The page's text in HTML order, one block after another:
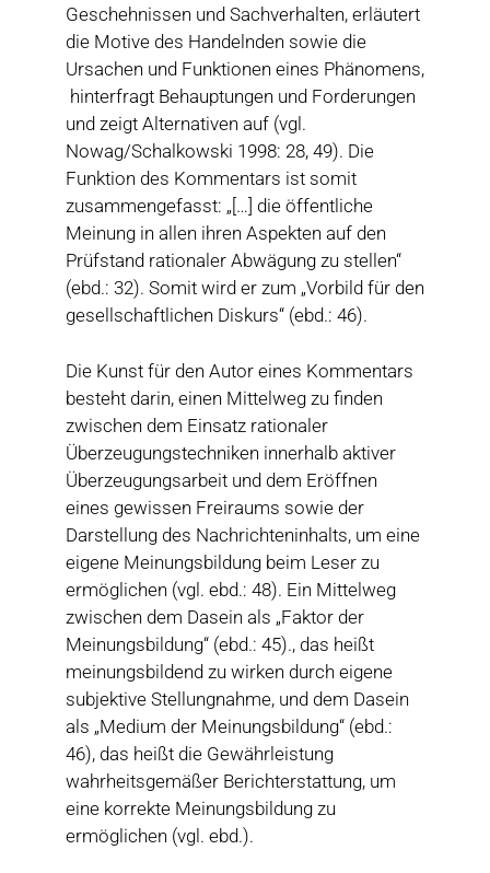
Geschehnissen und Sachverhalten, erläutert
die Motive des Handelnden sowie die
Ursachen und Funktionen eines Phänomens,
hinterfragt Behauptungen und Forderungen
und zeigt Alternativen auf (vgl.
Nowag/Schalkowski 1998: 28, 49). Die
Funktion des Kommentars ist somit
zusammengefasst: „[…] die öffentliche
Meinung in allen ihren Aspekten auf den
Prüfstand rationaler Abwägung zu stellen“
(ebd.: 32). Somit wird er zum „Vorbild für den
gesellschaftlichen Diskurs“ (ebd.: 46).
Die Kunst für den Autor eines Kommentars
besteht darin, einen Mittelweg zu finden
zwischen dem Einsatz rationaler
Überzeugungstechniken innerhalb aktiver
Überzeugungsarbeit und dem Eröffnen
eines gewissen Freiraums sowie der
Darstellung des Nachrichteninhalts, um eine
eigene Meinungsbildung beim Leser zu
ermöglichen (vgl. ebd.: 48). Ein Mittelweg
zwischen dem Dasein als „Faktor der
Meinungsbildung“ (ebd.: 45)., das heißt
meinungsbildend zu wirken durch eigene
subjektive Stellungnahme, und dem Dasein
als „Medium der Meinungsbildung“ (ebd.:
46), das heißt die Gewährleistung
wahrheitsgemäßer Berichterstattung, um
eine korrekte Meinungsbildung zu
ermöglichen (vgl. ebd.).